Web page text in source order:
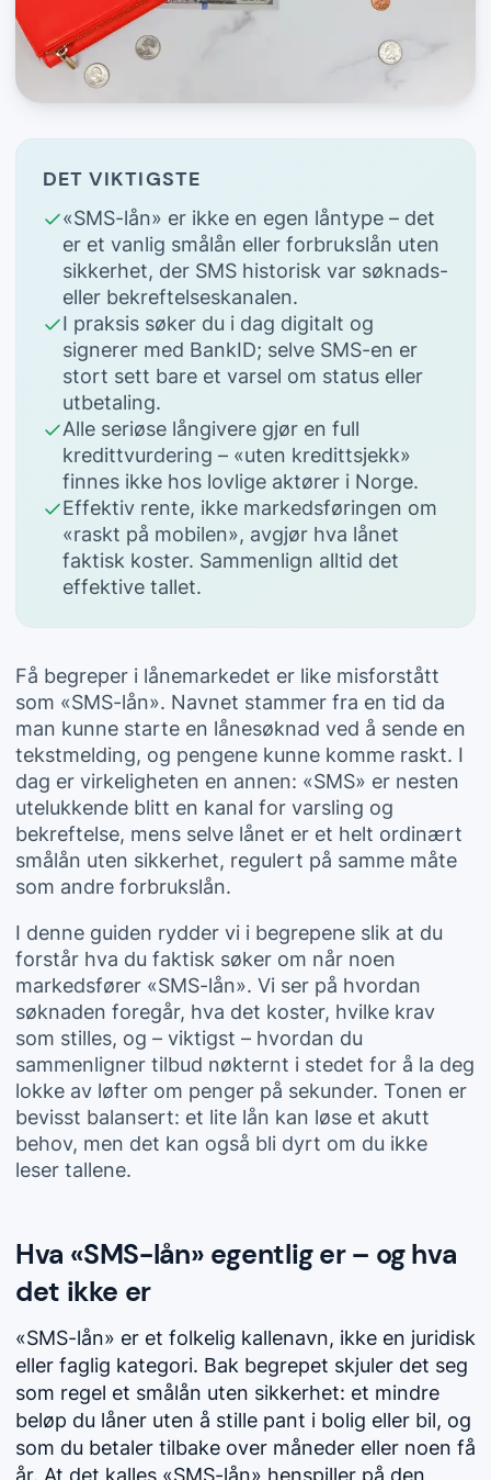
DET VIKTIGSTE
«SMS-lån» er ikke en egen låntype – det
er et vanlig smålån eller forbrukslån uten
sikkerhet, der SMS historisk var søknads-
eller bekreftelseskanalen.
I praksis søker du i dag digitalt og
signerer med BankID; selve SMS-en er
stort sett bare et varsel om status eller
utbetaling.
Alle seriøse långivere gjør en full
kredittvurdering – «uten kredittsjekk»
finnes ikke hos lovlige aktører i Norge.
Effektiv rente, ikke markedsføringen om
«raskt på mobilen», avgjør hva lånet
faktisk koster. Sammenlign alltid det
effektive tallet.
Få begreper i lånemarkedet er like misforstått
som «SMS-lån». Navnet stammer fra en tid da
man kunne starte en lånesøknad ved å sende en
tekstmelding, og pengene kunne komme raskt. I
dag er virkeligheten en annen: «SMS» er nesten
utelukkende blitt en kanal for varsling og
bekreftelse, mens selve lånet er et helt ordinært
smålån uten sikkerhet, regulert på samme måte
som andre forbrukslån.
I denne guiden rydder vi i begrepene slik at du
forstår hva du faktisk søker om når noen
markedsfører «SMS-lån». Vi ser på hvordan
søknaden foregår, hva det koster, hvilke krav
som stilles, og – viktigst – hvordan du
sammenligner tilbud nøkternt i stedet for å la deg
lokke av løfter om penger på sekunder. Tonen er
bevisst balansert: et lite lån kan løse et akutt
behov, men det kan også bli dyrt om du ikke
leser tallene.
Hva «SMS-lån» egentlig er – og hva
det ikke er
«SMS-lån» er et folkelig kallenavn, ikke en juridisk
eller faglig kategori. Bak begrepet skjuler det seg
som regel et smålån uten sikkerhet: et mindre
beløp du låner uten å stille pant i bolig eller bil, og
som du betaler tilbake over måneder eller noen få
år. At det kalles «SMS-lån» henspiller på den